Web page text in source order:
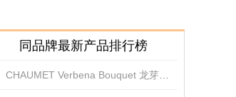
同品牌最新产品排行榜
CHAUMET Verbena Bouquet 龙芽主题项链 项链